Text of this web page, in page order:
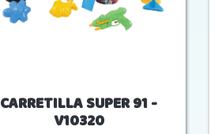
CARRETILLA SUPER 91 -
V10320